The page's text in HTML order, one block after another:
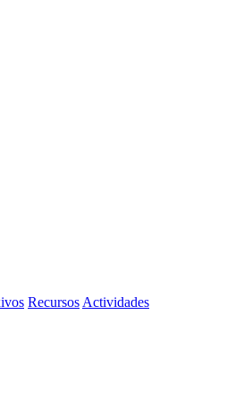
Recursos Actividades